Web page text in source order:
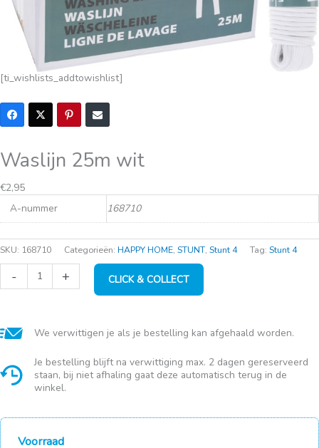
[ti_wishlists_addtowishlist]
Waslijn 25m wit
€2,95
A-nummer
168710
SKU: 168710 Categorieën: HAPPY HOME, STUNT, Stunt 4 Tag: Stunt 4
-
Waslijn
25m
+ CLICK & COLLECT
We verwittigen je als je bestelling kan afgehaald worden.
Je bestelling blijft na verwittiging max. 2 dagen gereserveerd
staan, bij niet afhaling gaat deze automatisch terug in de
winkel.
Voorraad